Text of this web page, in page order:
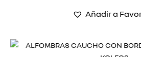
Añadir a